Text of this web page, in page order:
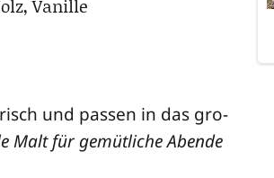
Vanille
und pas­sen in das gro­
Malt für gemüt­li­che Aben­de